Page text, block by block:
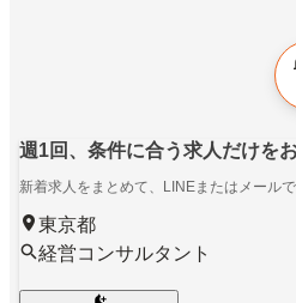
週1回、条件に合う求人だけを
新着求人をまとめて、LINEまたはメール
東京都
経営コンサルタント